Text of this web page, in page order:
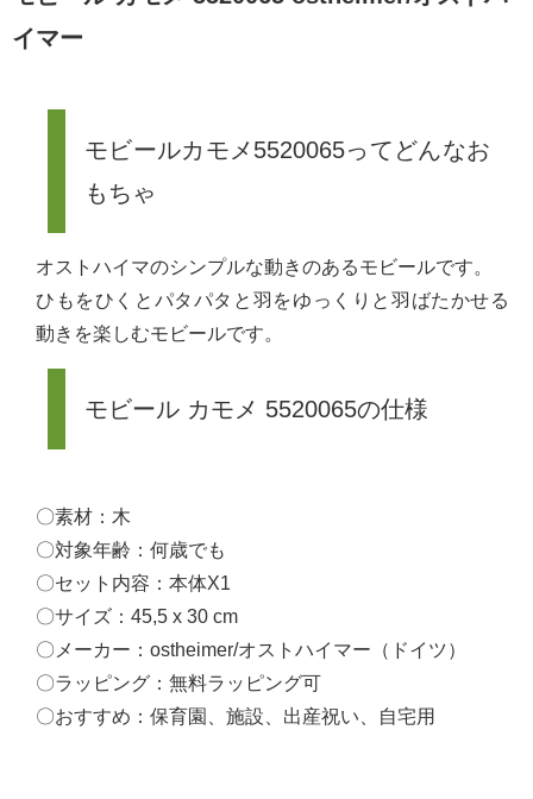
イマー
モビールカモメ5520065ってどんなお
もちゃ
オストハイマのシンプルな動きのあるモビールです。
ひもをひくとパタパタと羽をゆっくりと羽ばたかせる
動きを楽しむモビールです。
モビール カモメ 5520065の仕様
〇素材：木
〇対象年齢：何歳でも
〇セット内容：本体X1
〇サイズ：45,5 x 30 cm
〇メーカー：ostheimer/オストハイマー（ドイツ）
〇ラッピング：無料ラッピング可
〇おすすめ：保育園、施設、出産祝い、自宅用